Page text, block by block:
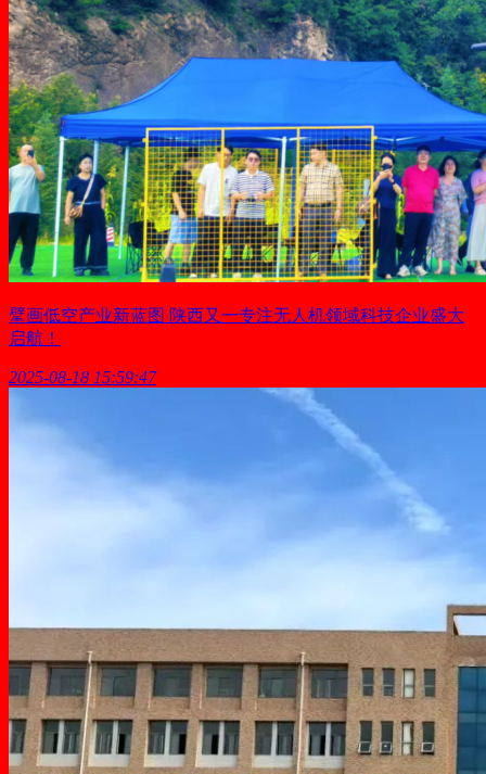
擘画低空产业新蓝图 陕西又一专注无人机领域科技企业盛大
启航！
2025-08-18 15:59:47